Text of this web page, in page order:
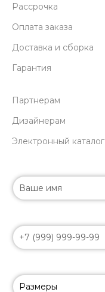
Рассрочка
Оплата заказа
Доставка и сборка
Гарантия
Партнерам
Дизайнерам
Электронный каталог